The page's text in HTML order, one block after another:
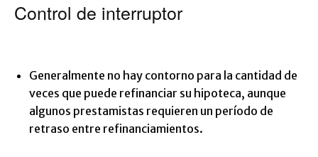
Control de interruptor
Generalmente no hay contorno para la cantidad de
veces que puede refinanciar su hipoteca, aunque
algunos prestamistas requieren un período de
retraso entre refinanciamientos.